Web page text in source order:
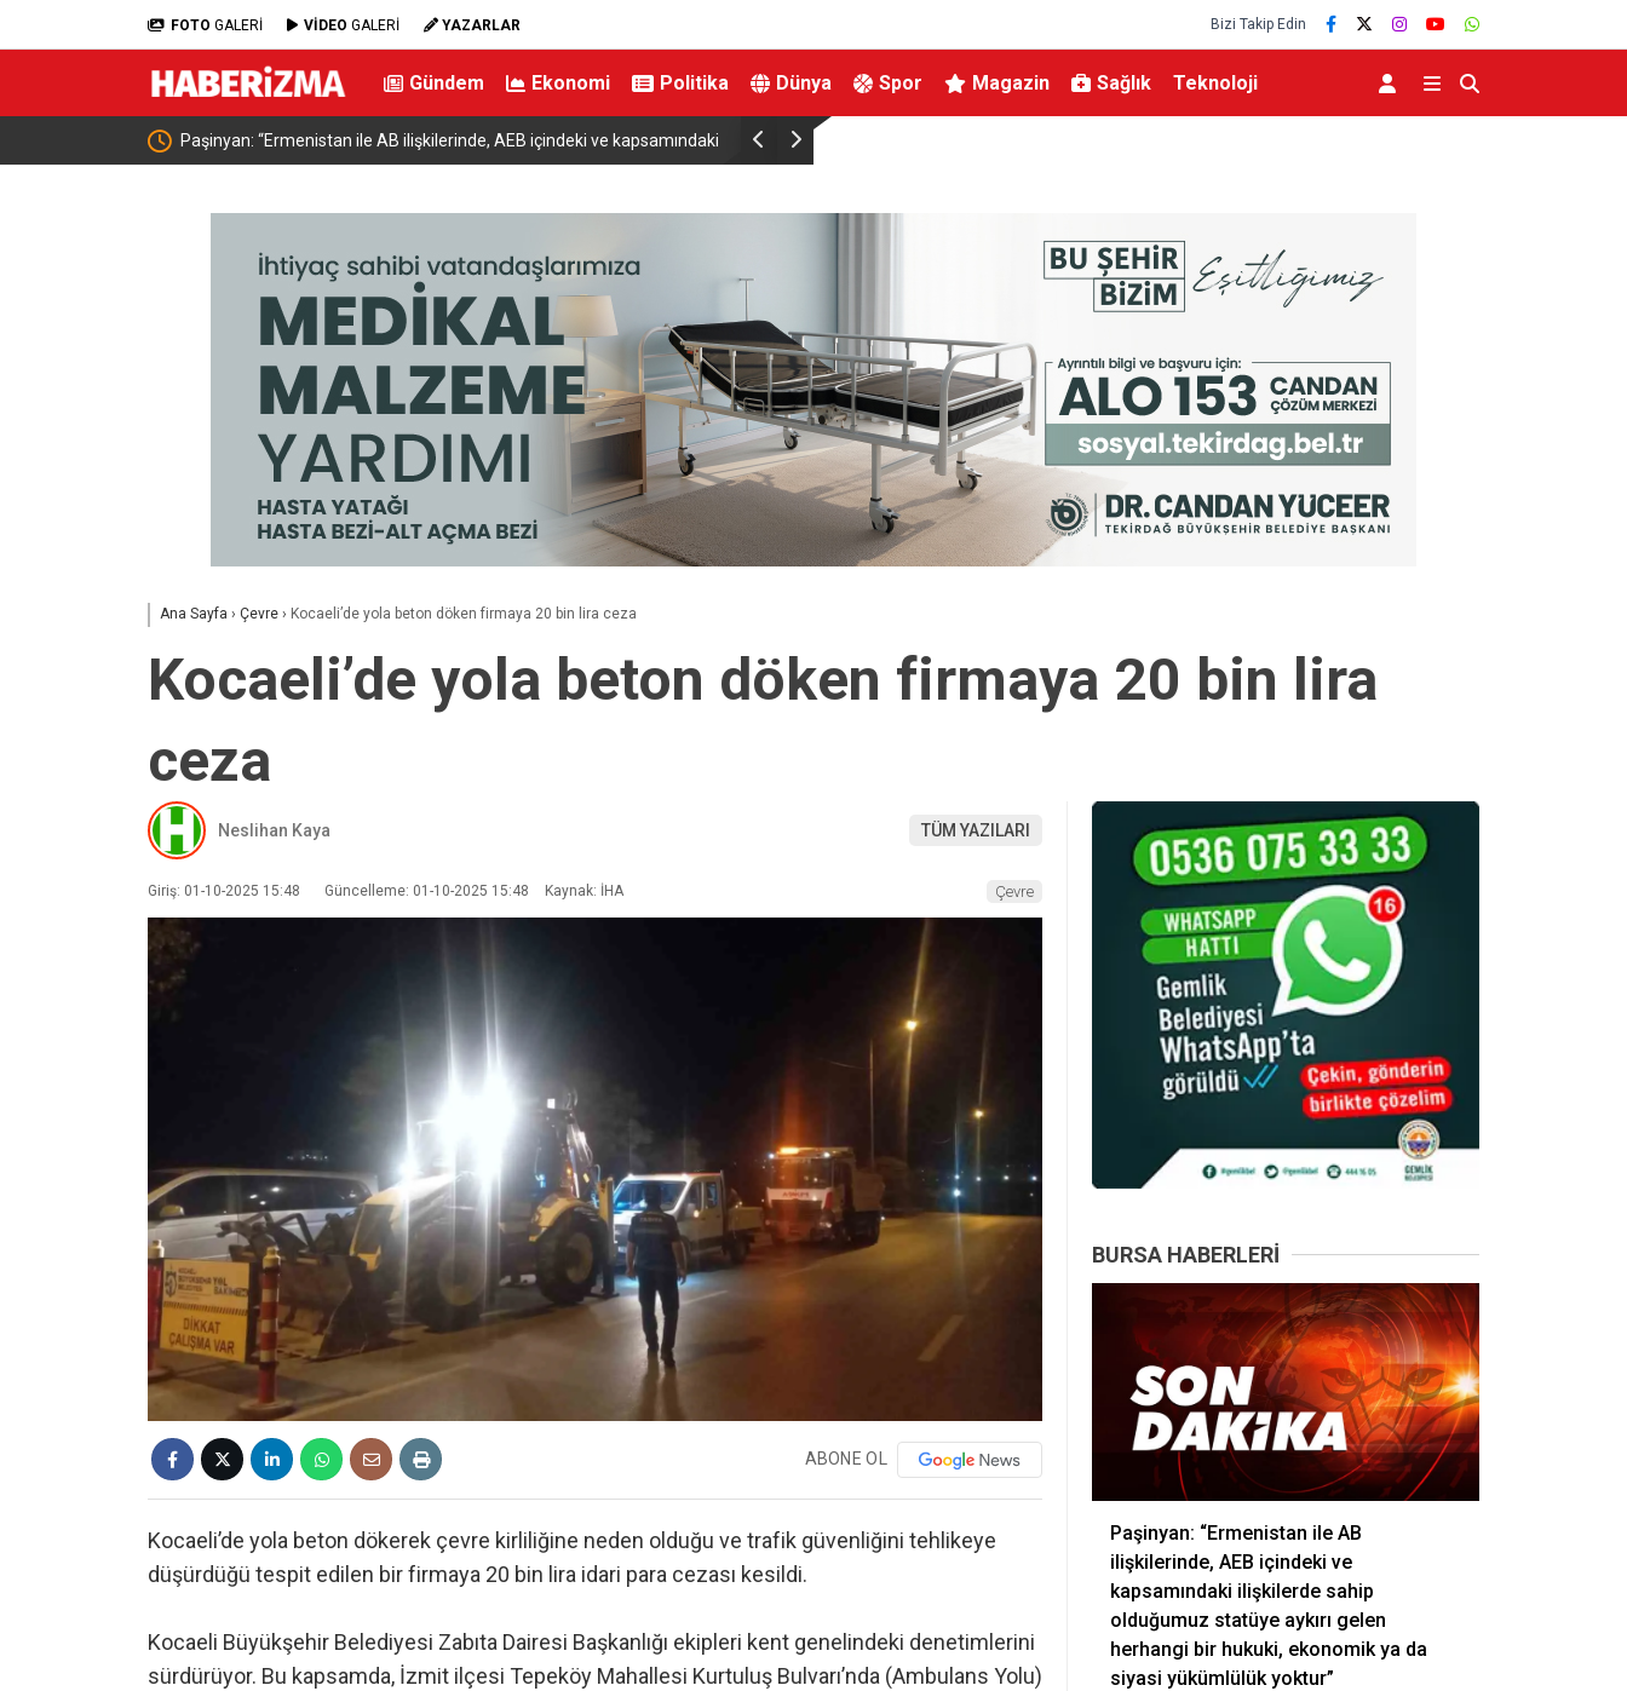
FOTO GALERİ VİDEO GALERİ YAZARLAR Bizi Takip Edin
Gündem Ekonomi Politika Dünya Spor Magazin Sağlık Teknoloji
adı caddeye verildi Paşinyan: “Ermenistan ile AB ilişkilerinde, AEB içindeki ve kapsamındaki Bakan Yumaklı Kars’ta GEKİS’i tanıttı: Büyükbaş hayvancılıkta “dijital
Ana Sayfa › Çevre › Kocaeli’de yola beton döken firmaya 20 bin lira ceza
Kocaeli’de yola beton döken firmaya 20 bin lira
ceza
Neslihan Kaya TÜM YAZILARI
Giriş: 01-10-2025 15:48 Güncelleme: 01-10-2025 15:48 Kaynak: İHA Çevre
ABONE OL
Kocaeli’de yola beton dökerek çevre kirliliğine neden olduğu ve trafik güvenliğini tehlikeye
düşürdüğü tespit edilen bir firmaya 20 bin lira idari para cezası kesildi.
Kocaeli Büyükşehir Belediyesi Zabıta Dairesi Başkanlığı ekipleri kent genelindeki denetimlerini
sürdürüyor. Bu kapsamda, İzmit ilçesi Tepeköy Mahallesi Kurtuluş Bulvarı’nda (Ambulans Yolu)
BURSA HABERLERI
Paşinyan: “Ermenistan ile AB
ilişkilerinde, AEB içindeki ve
kapsamındaki ilişkilerde sahip
olduğumuz statüye aykırı gelen
herhangi bir hukuki, ekonomik ya da
siyasi yükümlülük yoktur”